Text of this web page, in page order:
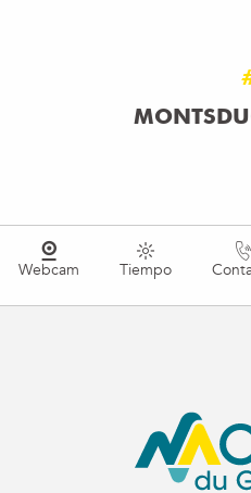
Webcam Tiempo